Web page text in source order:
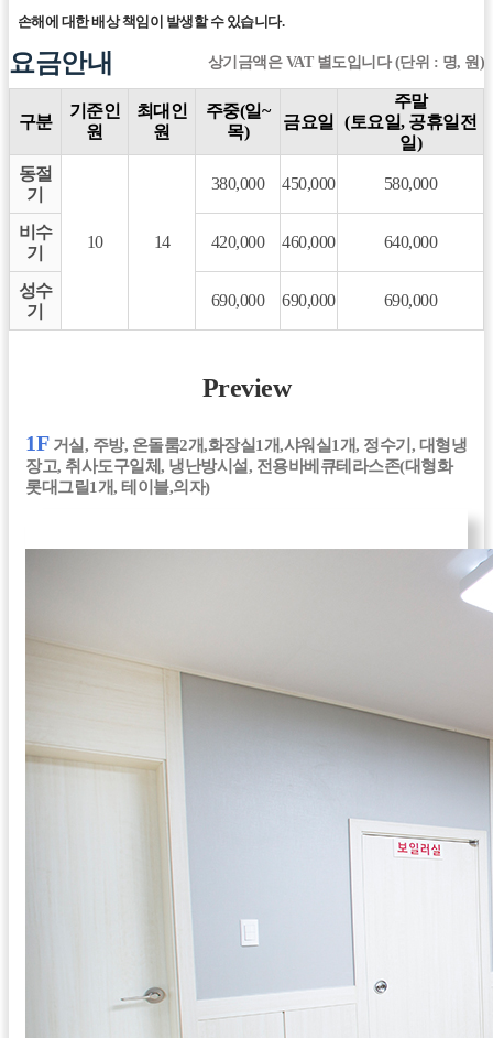
손해에 대한 배상 책임이 발생할 수 있습니다.
요금안내 상기금액은 VAT 별도입니다 (단위 : 명, 원)
구분
기준인
원
최대인
원
주중(일~
목)
금요일
주말
(토요일, 공휴일전
일)
동절
기
10 14
380,000 450,000 580,000
비수
기
420,000 460,000 640,000
성수
기
690,000 690,000 690,000
Preview
1F 거실, 주방, 온돌룸2개,화장실1개,샤워실1개, 정수기, 대형냉
장고, 취사도구일체, 냉난방시설, 전용바베큐테라스존(대형화
롯대그릴1개, 테이블,의자)